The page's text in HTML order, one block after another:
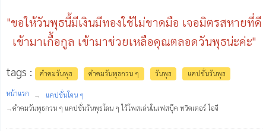
"ขอให้วันพุธนี้มีเงินมีทองใช้ไม่ขาดมือ เจอมิตรสหายที่ดี
เข้ามาเกื้อกูล เข้ามาช่วยเหลือคุณตลอดวันพุธน่ะค่ะ"
tags : คําคมวันพุธ คําคมวันพุธกวน ๆ วันพุธ แคปชั่นวันพุธ
หน้าแรก
แคปชั่นโดน ๆ
คําคมวันพุธกวน ๆ แคปชั่นวันพุธโดน ๆ ไว้โพสเล่นในเฟสบุ๊ค ทวิตเตอร์ ไอจี